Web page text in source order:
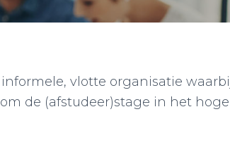
vlotte organisatie
de (afstudeer)stage in het